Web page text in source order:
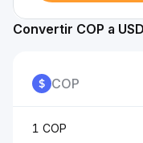
Convertir COP a
COP
1 COP